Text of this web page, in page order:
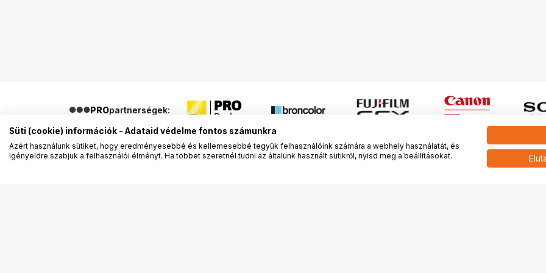
PROpartnerségek:
Süti (cookie) információk - Adataid védelme fontos számunkra
Azért használunk sütiket, hogy eredményesebbé és kellemesebbé tegyük felhasználóink számára a webhely használatát, és
igényeidre szabjuk a felhasználói élményt. Ha többet szeretnél tudni az általunk használt sütikről, nyisd meg a beállításokat.